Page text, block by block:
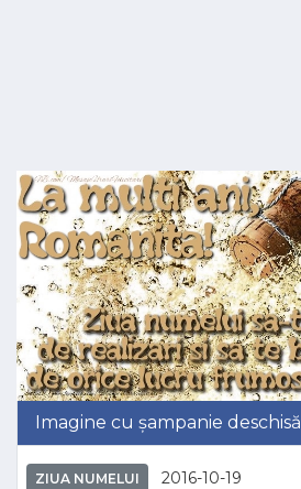
Imagine cu șampanie deschisă
ZIUA NUMELUI 2016-10-19